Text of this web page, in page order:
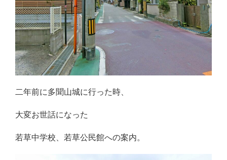
二年前に多聞山城に行った時、
大変お世話になった
若草中学校、若草公民館への案内。